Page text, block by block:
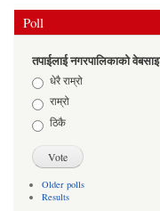
Poll
तपाईलाई नगरपालिकाको
Choicesधेरै राम्रो
राम्रो
ठिकै
Older polls
Results